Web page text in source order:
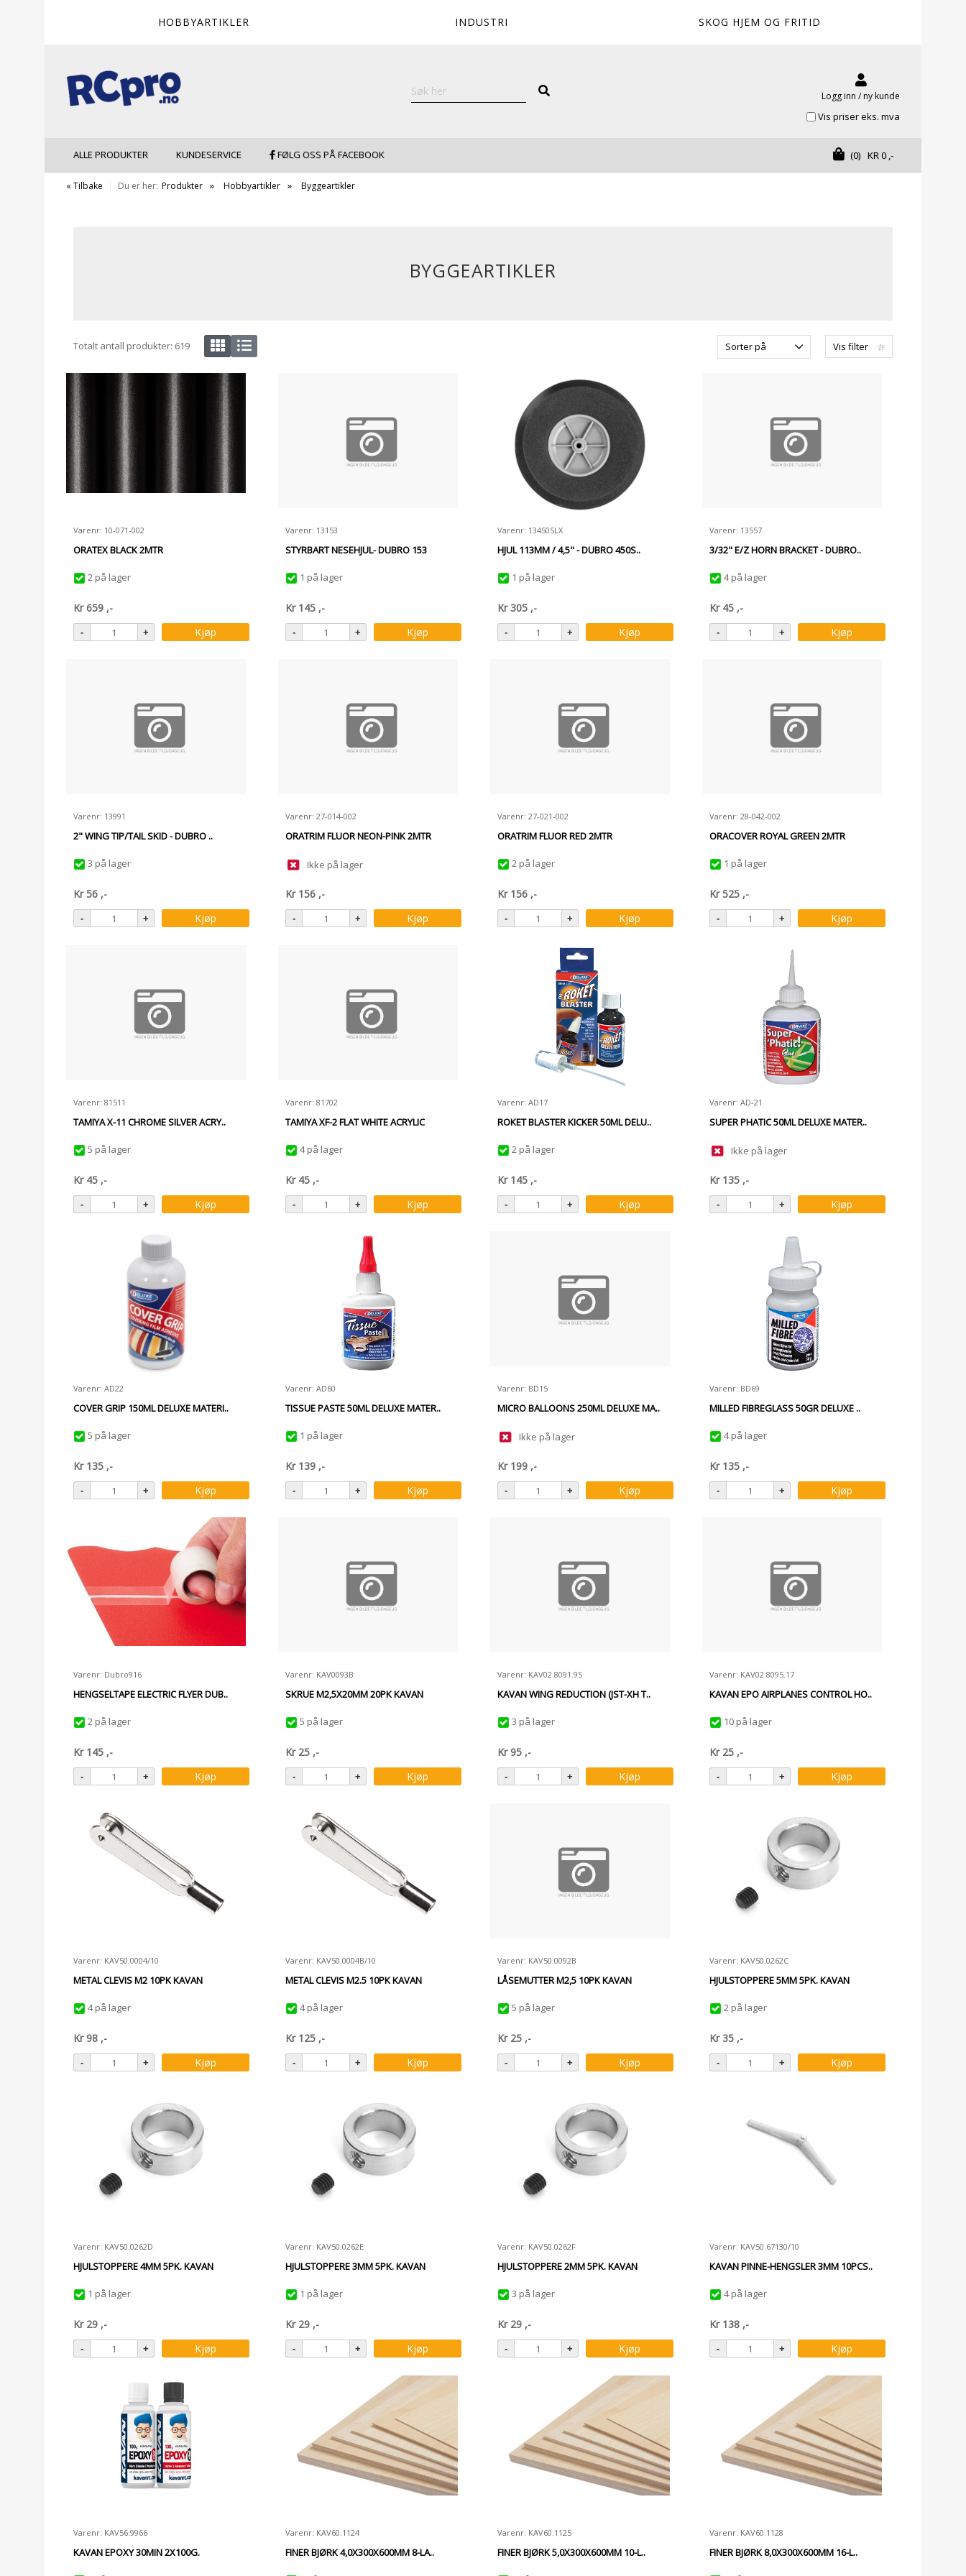
HOBBYARTIKLER INDUSTRI SKOG HJEM OG FRITID
Logg inn / ny kunde
Vis priser eks. mva
ALLE PRODUKTER KUNDESERVICE FØLG OSS PÅ FACEBOOK KR0,-
(0)
« Tilbake Du er her: Produkter Hobbyartikler Byggeartikler
BYGGEARTIKLER
Totalt antall produkter: 619 Vis filter
Sorter på
Varenr: 10-071-002
ORATEX BLACK 2MTR
2 på lager
Kr659 ,-
Kjøp
Varenr: 13153
STYRBART NESEHJUL- DUBRO 153
1 på lager
Kr 145 ,-
Kjøp
Varenr: 13450SLX
HJUL 113MM / 4,5" - DUBRO 450S..
1 på lager
Kr305 ,-
Kjøp
Varenr: 13557
3/32" E/Z HORN BRACKET - DUBRO..
4 på lager
Kr 45 ,-
Kjøp
Varenr: 13991
2" WING TIP/TAIL SKID - DUBRO ..
3 på lager
Kr56 ,-
Kjøp
Varenr: 27-014-002
ORATRIM FLUOR NEON-PINK 2MTR
Ikke på lager
Kr 156 ,-
Kjøp
Varenr: 27-021-002
ORATRIM FLUOR RED 2MTR
2 på lager
Kr 156 ,-
Kjøp
Varenr: 28-042-002
ORACOVER ROYAL GREEN 2MTR
1 på lager
Kr525 ,-
Kjøp
Varenr: 81511
TAMIYA X-11 CHROME SILVER ACRY..
5 på lager
Kr 45 ,-
Kjøp
Varenr: 81702
TAMIYA XF-2 FLAT WHITE ACRYLIC
4 på lager
Kr 45 ,-
Kjøp
Varenr: AD17
ROKET BLASTER KICKER 50ML DELU..
2 på lager
Kr 145 ,-
Kjøp
Varenr: AD-21
SUPER PHATIC 50ML DELUXE MATER..
Ikke på lager
Kr 135 ,-
Kjøp
Varenr: AD22
COVER GRIP 150ML DELUXE MATERI..
5 på lager
Kr 135 ,-
Kjøp
Varenr: AD60
TISSUE PASTE 50ML DELUXE MATER..
1 på lager
Kr 139 ,-
Kjøp
Varenr: BD15
MICRO BALLOONS 250ML DELUXE MA..
Ikke på lager
Kr 199 ,-
Kjøp
Varenr: BD69
MILLED FIBREGLASS 50GR DELUXE ..
4 på lager
Kr 135 ,-
Kjøp
Varenr: Dubro916
HENGSELTAPE ELECTRIC FLYER DUB..
2 på lager
Kr 145 ,-
Kjøp
Varenr: KAV0093B
SKRUE M2,5X20MM 20PK KAVAN
5 på lager
Kr 25 ,-
Kjøp
Varenr: KAV02.8091.9S
KAVAN WING REDUCTION (JST-XH T..
3 på lager
Kr 95 ,-
Kjøp
Varenr: KAV02.8095.17
KAVAN EPO AIRPLANES CONTROL HO..
10 på lager
Kr 25 ,-
Kjøp
Varenr: KAV50.0004/10
METAL CLEVIS M2 10PK KAVAN
4 på lager
Kr 98 ,-
Kjøp
Varenr: KAV50.0004B/10
METAL CLEVIS M2.5 10PK KAVAN
4 på lager
Kr 125 ,-
Kjøp
Varenr: KAV50.0092B
LÅSEMUTTER M2,5 10PK KAVAN
5 på lager
Kr 25 ,-
Kjøp
Varenr: KAV50.0262C
HJULSTOPPERE 5MM 5PK. KAVAN
2 på lager
Kr35 ,-
Kjøp
Varenr: KAV50.0262D
HJULSTOPPERE 4MM 5PK. KAVAN
1 på lager
Kr 29 ,-
Kjøp
Varenr: KAV50.0262E
HJULSTOPPERE 3MM 5PK. KAVAN
1 på lager
Kr 29 ,-
Kjøp
Varenr: KAV50.0262F
HJULSTOPPERE 2MM 5PK. KAVAN
3 på lager
Kr 29 ,-
Kjøp
Varenr: KAV50.67130/10
KAVAN PINNE-HENGSLER 3MM 10PCS..
4 på lager
Kr 138 ,-
Kjøp
Varenr: KAV56.9966
KAVAN EPOXY 30MIN 2X100G.
Varenr: KAV60.1124
FINER BJØRK 4,0X300X600MM 8-LA..
Varenr: KAV60.1125
FINER BJØRK 5,0X300X600MM 10-L..
Varenr: KAV60.1128
FINER BJØRK 8,0X300X600MM 16-L..